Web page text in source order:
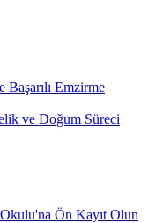
Emzirme
ve Doğum Süreci
Ön Kayıt Olun